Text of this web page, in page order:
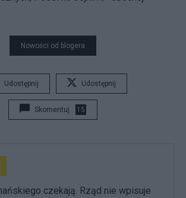
Nowości od blogera
Udostępnij Udostępnij
Skomentuj 15
czekają. Rząd nie wpisuje